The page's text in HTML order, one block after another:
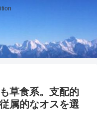
草食系。支配的
属的なオスを選